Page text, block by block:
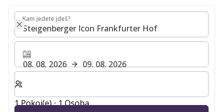
Kam jedete jdeš?
Kam jedete jdeš?
08. 08. 2026
09. 08. 2026
Zvolte počet pokojů a hostů pro svůj pobyt
1 Pokoj(e) ⋅ 1 Osoba